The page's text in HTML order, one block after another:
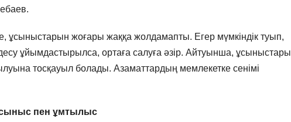
ұсыныстарын жоғары жаққа жолдамапты. Егер мүмкіндік туып,
ұйымдастырылса, ортаға салуға әзір. Айтуынша, ұсыныстары
тосқауыл болады. Азаматтардың мемлекетке сенімі
пен ұмтылыс